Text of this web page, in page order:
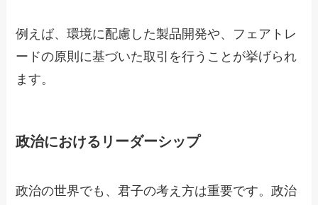
例えば、環境に配慮した製品開発や、フェアトレ
ードの原則に基づいた取引を行うことが挙げられ
ます。
政治におけるリーダーシップ
政治の世界でも、君子の考え方は重要です。政治